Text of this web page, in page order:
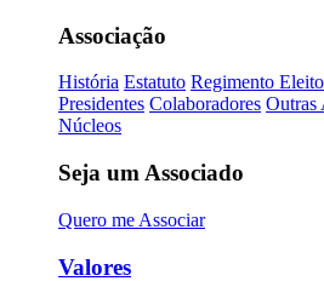
Associação
História Estatuto Regimento
Presidentes Colaboradores Outras
Núcleos
Seja um Associado
Quero me Associar
Valores